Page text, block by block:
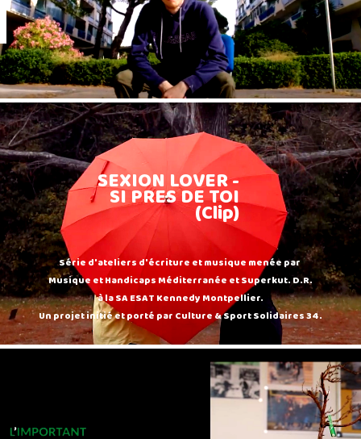
SEXION LOVER -
SI PRES DE TOI
(Clip)
Série d'ateliers d'écriture et musique menée par
Musique et Handicaps Méditerranée et Superkut. D.R.
à la SA ESAT Kennedy Montpellier.
Un projet initié et porté par Culture & Sport Solidaires 34.